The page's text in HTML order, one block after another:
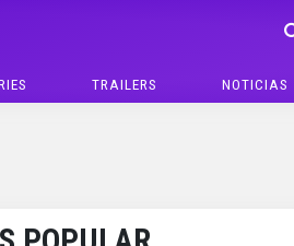
TRAILERS NOTICIAS